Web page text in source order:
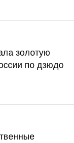
золотую
по дзюдо